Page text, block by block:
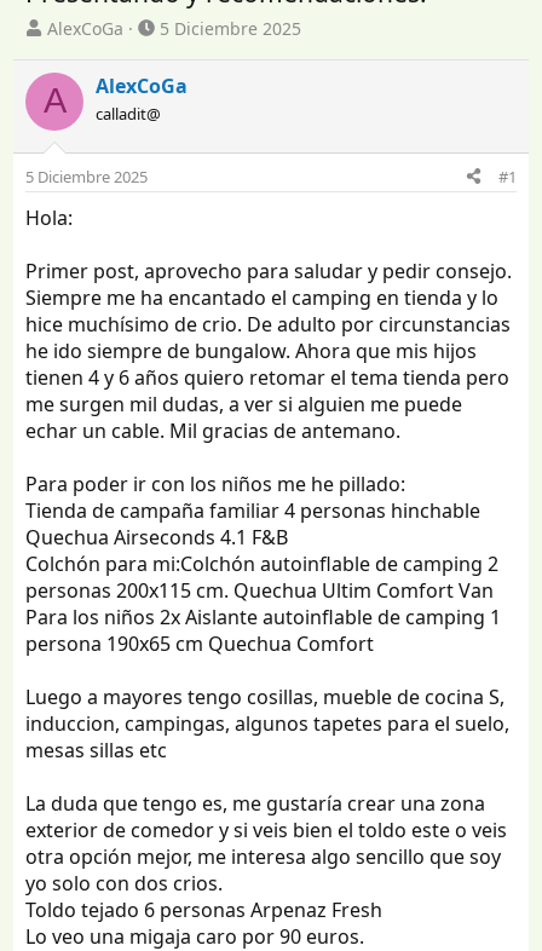
I
i
c
i
a
o
r
l
t
e
m
a
AlexCoGa
F
h
a
i
i
o
5 Diciembre 2025
A AlexCoGa
calladit@
5 Diciembre 2025 #1
Hola:
Primer post, aprovecho para saludar y pedir consejo.
Siempre me ha encantado el camping en tienda y lo
hice muchísimo de crio. De adulto por circunstancias
he ido siempre de bungalow. Ahora que mis hijos
tienen 4 y 6 años quiero retomar el tema tienda pero
me surgen mil dudas, a ver si alguien me puede
echar un cable. Mil gracias de antemano.
Para poder ir con los niños me he pillado:
Tienda de campaña familiar 4 personas hinchable
Quechua Airseconds 4.1 F&B
Colchón para mi:Colchón autoinflable de camping 2
personas 200x115 cm. Quechua Ultim Comfort Van
Para los niños 2x Aislante autoinflable de camping 1
persona 190x65 cm Quechua Comfort
Luego a mayores tengo cosillas, mueble de cocina S,
induccion, campingas, algunos tapetes para el suelo,
mesas sillas etc
La duda que tengo es, me gustaría crear una zona
exterior de comedor y si veis bien el toldo este o veis
otra opción mejor, me interesa algo sencillo que soy
yo solo con dos crios.
Toldo tejado 6 personas Arpenaz Fresh
Lo veo una migaja caro por 90 euros.